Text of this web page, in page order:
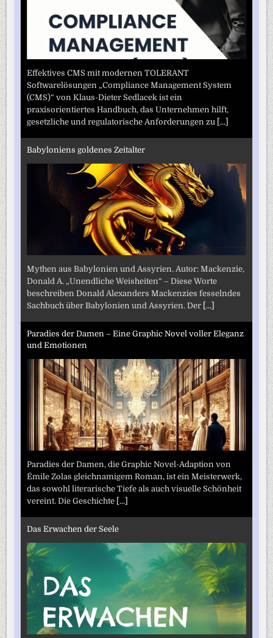
Effektives CMS mit modernen TOLERANT
Softwarelösungen „Compliance Management System
(CMS)“ von Klaus-Dieter Sedlacek ist ein
praxisorientiertes Handbuch, das Unternehmen hilft,
gesetzliche und regulatorische Anforderungen zu [...]
Babyloniens goldenes Zeitalter
Mythen aus Babylonien und Assyrien. Autor: Mackenzie,
Donald A. „Unendliche Weisheiten“ – Diese Worte
beschreiben Donald Alexanders Mackenzies fesselndes
Sachbuch über Babylonien und Assyrien. Der [...]
Paradies der Damen – Eine Graphic Novel voller Eleganz
und Emotionen
Paradies der Damen, die Graphic Novel-Adaption von
Émile Zolas gleichnamigem Roman, ist ein Meisterwerk,
das sowohl literarische Tiefe als auch visuelle Schönheit
vereint. Die Geschichte [...]
Das Erwachen der Seele